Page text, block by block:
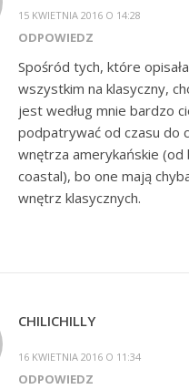
15 KWIETNIA 2016 O 14:28
ODPOWIEDZ
Spośród tych, które
wszystkim na klasyczny,
jest według mnie bardzo
podpatrywać od czasu do
wnętrza amerykańskie (od
coastal), bo one mają
wnętrz klasycznych.
CHILICHILLY
16 KWIETNIA 2016 O 11:34
ODPOWIEDZ